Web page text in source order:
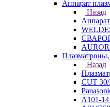
Аппарат
Назад
Назад
CUT 30/
А101-